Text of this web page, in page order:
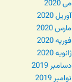
می 2020
آوریل 2020
مارس 2020
فوریه 2020
ژانویه 2020
دسامبر 2019
نوامبر 2019